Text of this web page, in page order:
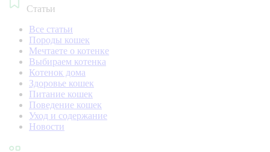
Статьи
Все статьи
Породы кошек
Мечтаете о котенке
Выбираем котенка
Котенок дома
Здоровье кошек
Питание кошек
Поведение кошек
Уход и содержание
Новости